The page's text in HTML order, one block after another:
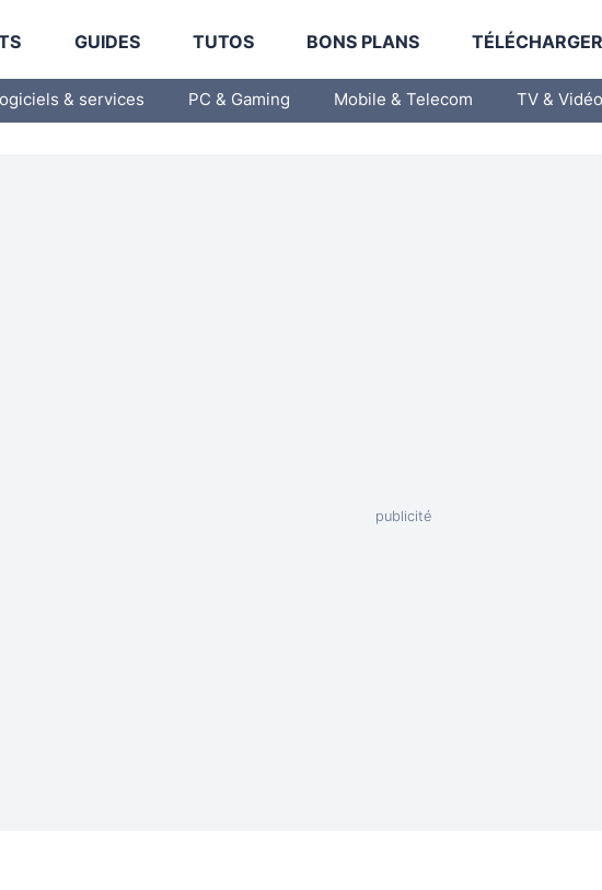
GUIDES TUTOS BONS PLANS
& services PC & Gaming Mobile & Telecom TV & Vidéo